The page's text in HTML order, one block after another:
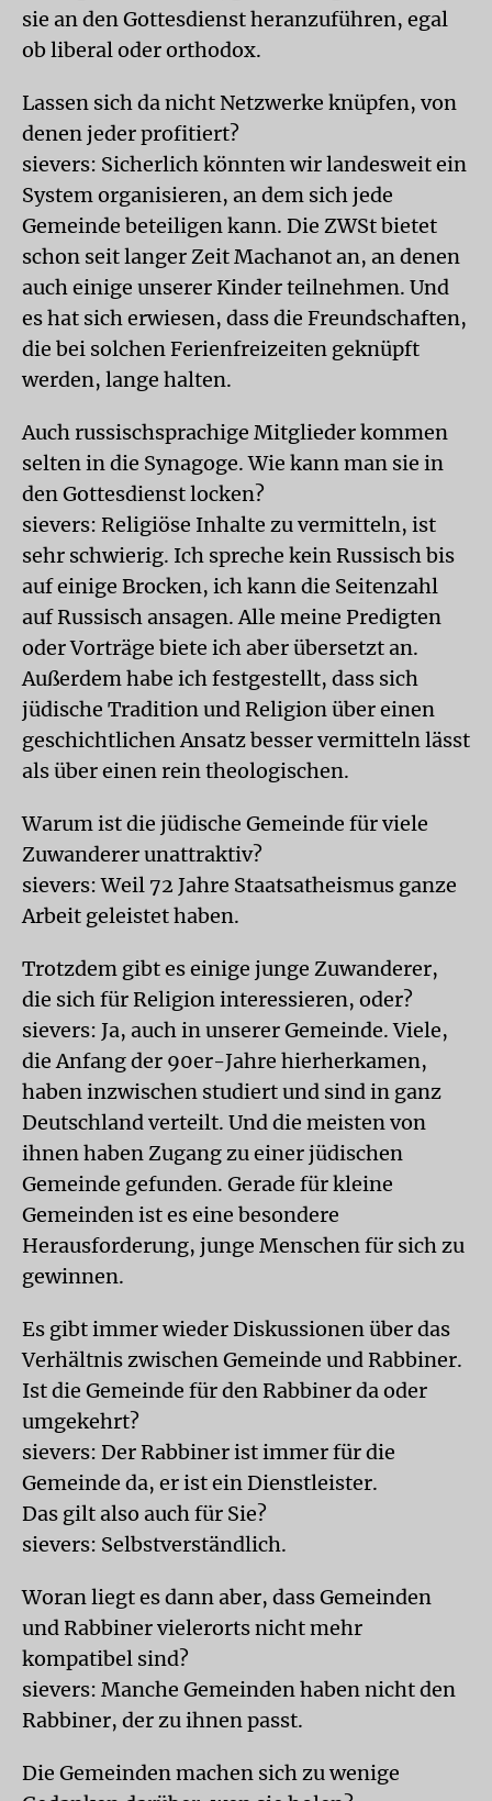
sie an den Gottesdienst heranzuführen, egal
ob liberal oder orthodox.
Lassen sich da nicht Netzwerke knüpfen, von
denen jeder profitiert?
sievers: Sicherlich könnten wir landesweit ein
System organisieren, an dem sich jede
Gemeinde beteiligen kann. Die ZWSt bietet
schon seit langer Zeit Machanot an, an denen
auch einige unserer Kinder teilnehmen. Und
es hat sich erwiesen, dass die Freundschaften,
die bei solchen Ferienfreizeiten geknüpft
werden, lange halten.
Auch russischsprachige Mitglieder kommen
selten in die Synagoge. Wie kann man sie in
den Gottesdienst locken?
sievers: Religiöse Inhalte zu vermitteln, ist
sehr schwierig. Ich spreche kein Russisch bis
auf einige Brocken, ich kann die Seitenzahl
auf Russisch ansagen. Alle meine Predigten
oder Vorträge biete ich aber übersetzt an.
Außerdem habe ich festgestellt, dass sich
jüdische Tradition und Religion über einen
geschichtlichen Ansatz besser vermitteln lässt
als über einen rein theologischen.
Warum ist die jüdische Gemeinde für viele
Zuwanderer unattraktiv?
sievers: Weil 72 Jahre Staatsatheismus ganze
Arbeit geleistet haben.
Trotzdem gibt es einige junge Zuwanderer,
die sich für Religion interessieren, oder?
sievers: Ja, auch in unserer Gemeinde. Viele,
die Anfang der 90er-Jahre hierherkamen,
haben inzwischen studiert und sind in ganz
Deutschland verteilt. Und die meisten von
ihnen haben Zugang zu einer jüdischen
Gemeinde gefunden. Gerade für kleine
Gemeinden ist es eine besondere
Herausforderung, junge Menschen für sich zu
gewinnen.
Es gibt immer wieder Diskussionen über das
Verhältnis zwischen Gemeinde und Rabbiner.
Ist die Gemeinde für den Rabbiner da oder
umgekehrt?
sievers: Der Rabbiner ist immer für die
Gemeinde da, er ist ein Dienstleister.
Das gilt also auch für Sie?
sievers: Selbstverständlich.
Woran liegt es dann aber, dass Gemeinden
und Rabbiner vielerorts nicht mehr
kompatibel sind?
sievers: Manche Gemeinden haben nicht den
Rabbiner, der zu ihnen passt.
Die Gemeinden machen sich zu wenige